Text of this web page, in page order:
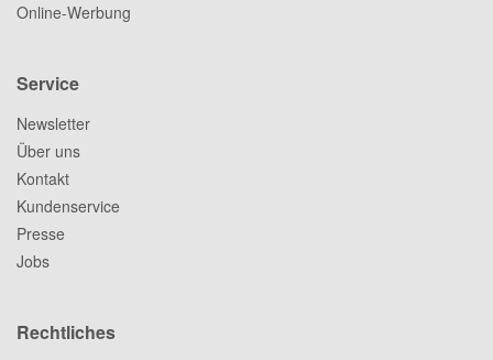
Online-Werbung
Service
Newsletter
Über uns
Kontakt
Kundenservice
Presse
Jobs
Rechtliches